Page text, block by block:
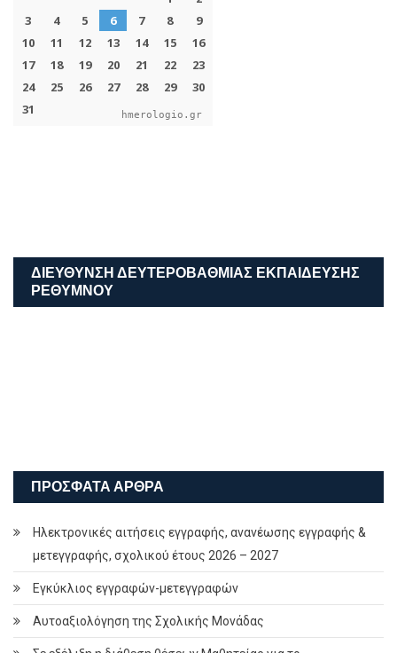
hmerologio.gr
ΔΙΕΎΘΥΝΣΗ ΔΕΥΤΕΡΟΒΆΘΜΙΑΣ ΕΚΠΑΊΔΕΥΣΗΣ
ΡΕΘΎΜΝΟΥ
ΠΡΌΣΦΑΤΑ ΆΡΘΡΑ
Ηλεκτρονικές αιτήσεις εγγραφής, ανανέωσης εγγραφής &
μετεγγραφής, σχολικού έτους 2026 – 2027
Εγκύκλιος εγγραφών-μετεγγραφών
Αυτοαξιολόγηση της Σχολικής Μονάδας